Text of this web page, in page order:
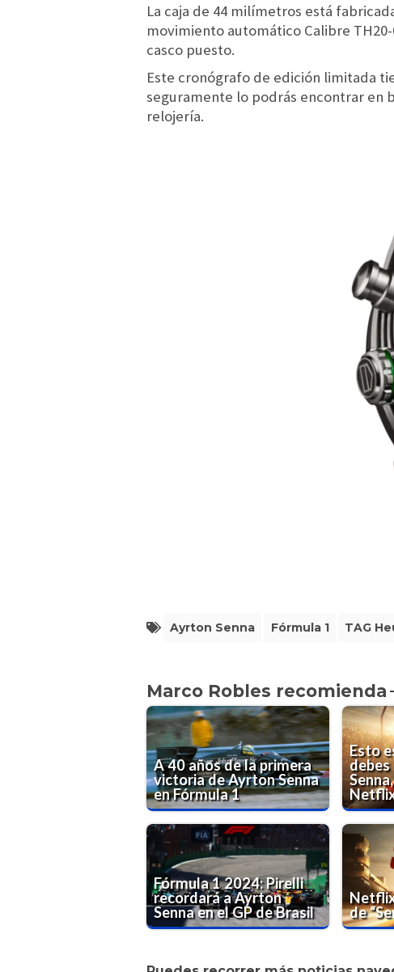
La caja de 44 milímetros está
movimiento automático Calibre
casco puesto.
Este cronógrafo de edición limitada
seguramente lo podrás encontrar en
relojería.
Ayrton Senna Fórmula 1 TAG
Marco Robles recomienda
A 40 años de la primera
victoria de Ayrton Senna
en Fórmula 1
Esto
debes
Fórmula 1 2024: Pirelli
recordará a Ayrton
Senna en el GP de Brasil
de